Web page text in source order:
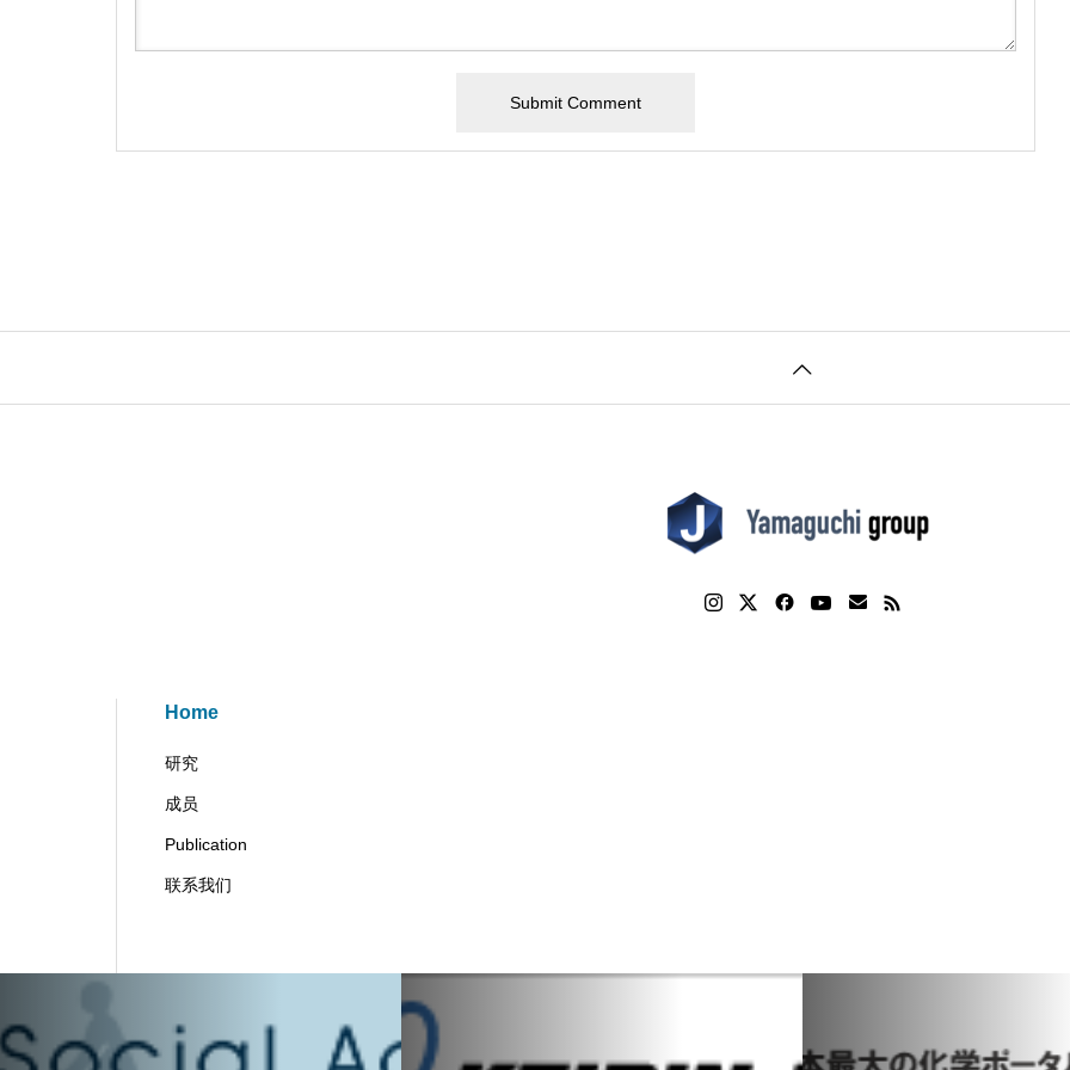
Home
研究
成员
Publication
联系我们